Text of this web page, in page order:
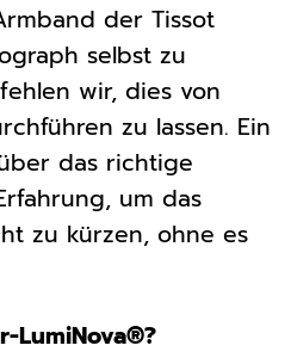
der Tissot
selbst zu
wir, dies von
zu lassen. Ein
das richtige
um das
zu kürzen, ohne es
LumiNova®?